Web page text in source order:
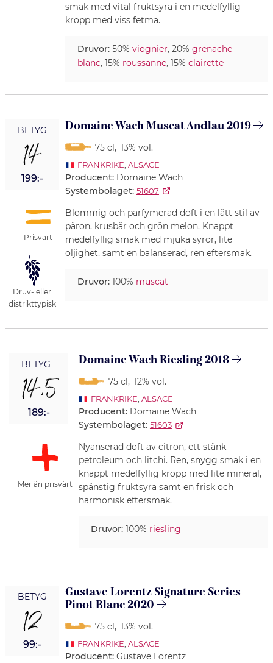
smak med vital fruktsyra i en medelfyllig
kropp med viss fetma.
Druvor:50% viognier, 20% grenache
blanc, 15% roussanne, 15% clairette
BETYG
14
199:-
Prisvärt
Druv- eller
distrikttypisk
Domaine Wach Muscat Andlau 2019
75 cl, 13% vol.
FRANKRIKE ALSACE
Producent: Domaine Wach
Systembolaget: 51607
Blommig och parfymerad doft i en lätt stil av
päron, krusbär och grön melon. Knappt
medelfyllig smak med mjuka syror, lite
oljighet, samt en balanserad, ren eftersmak.
Druvor:100% muscat
BETYG
14,5
189:-
Mer än prisvärt
Domaine Wach Riesling 2018
75 cl , 12% vol.
FRANKRIKE, ALSACE
Producent: Domaine Wach
Systembolaget: 51603
Nyanserad doft av citron, ett stänk
petroleum och litchi. Ren, snygg smak i en
knappt medelfyllig kropp med lite mineral,
spänstig fruktsyra samt en frisk och
harmonisk eftersmak.
Druvor:100% riesling
BETYG
12
99:-
Gustave Lorentz Signature Series
Pinot Blanc 2020
75 cl , 13% vol.
FRANKRIKE, ALSACE
Producent: Gustave Lorentz